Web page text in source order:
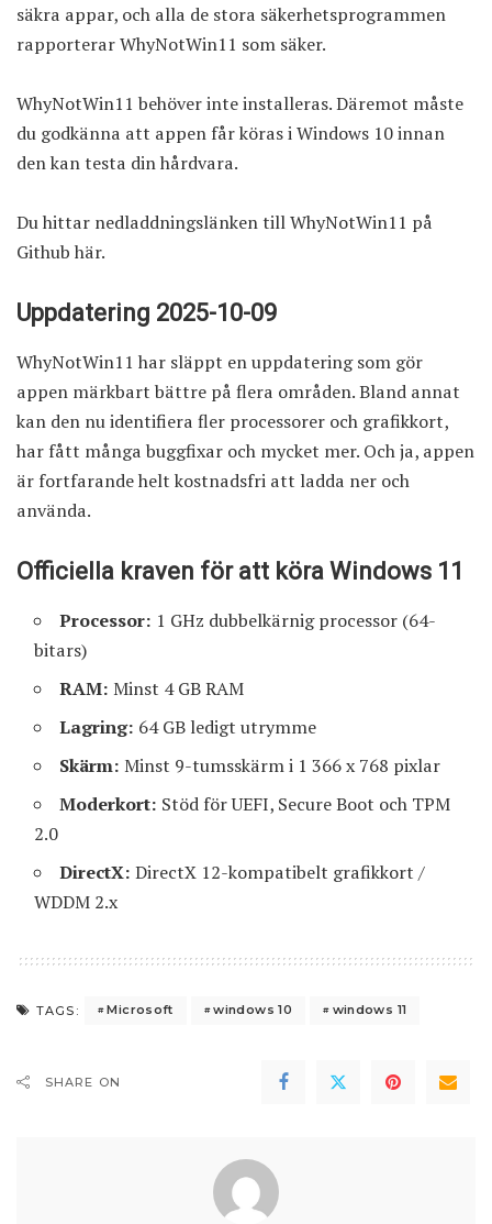
säkra appar, och alla de stora säkerhetsprogrammen
rapporterar WhyNotWin11 som säker.
WhyNotWin11 behöver inte installeras. Däremot måste
du godkänna att appen får köras i Windows 10 innan
den kan testa din hårdvara.
Du hittar nedladdningslänken till WhyNotWin11 på
Github här.
Uppdatering 2025-10-09
WhyNotWin11 har släppt en uppdatering som gör
appen märkbart bättre på flera områden. Bland annat
kan den nu identifiera fler processorer och grafikkort,
har fått många buggfixar och mycket mer. Och ja, appen
är fortfarande helt kostnadsfri att ladda ner och
använda.
Officiella kraven för att köra Windows 11
Processor: 1 GHz dubbelkärnig processor (64-
bitars)
RAM: Minst 4 GB RAM
Lagring: 64 GB ledigt utrymme
Skärm: Minst 9-tumsskärm i 1 366 x 768 pixlar
Moderkort: Stöd för UEFI, Secure Boot och TPM
2.0
DirectX: DirectX 12-kompatibelt grafikkort /
WDDM 2.x
TAGS: Microsoft windows 10 windows 11
SHARE ON